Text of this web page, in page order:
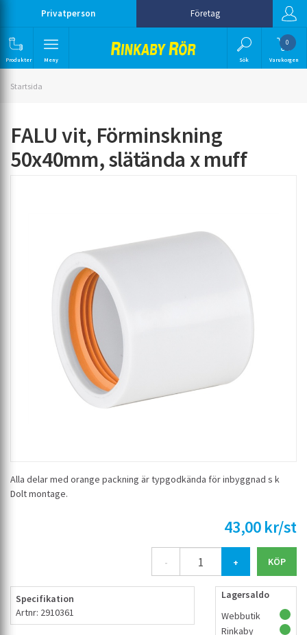
Privatperson Företag
Produkter Meny Sök
0
Varukorgen
Startsida
FALU vit, Förminskning
50x40mm, slätända x muff
Alla delar med orange packning är typgodkända för inbyggnad s k
Dolt montage.
43,00 kr/st
- +
Specifikation
Artnr: 2910361
Lagersaldo
Webbutik
Rinkaby